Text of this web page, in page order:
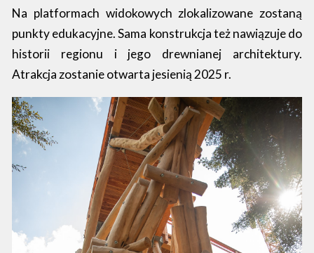
Na platformach widokowych zlokalizowane zostaną
punkty edukacyjne. Sama konstrukcja też nawiązuje do
historii regionu i jego drewnianej architektury.
Atrakcja zostanie otwarta jesienią 2025 r.